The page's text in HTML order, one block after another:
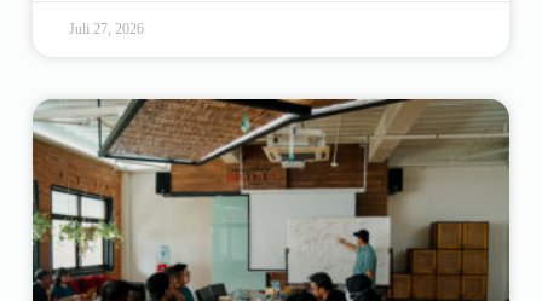
Juli 27, 2026